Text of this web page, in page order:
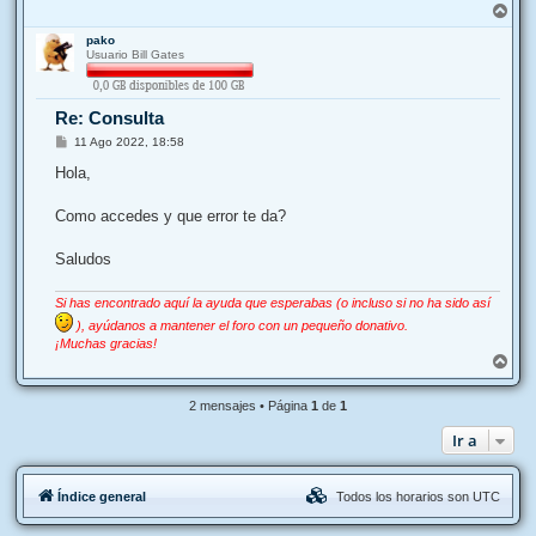
r
pako
Usuario Bill Gates
Re: Consulta
M
n
j
11 Ago 2022, 18:58
Hola,
Como accedes y que error te da?
Saludos
Si has encontrado aquí la ayuda que esperabas (o incluso si no ha sido así
), ayúdanos a mantener el foro con un pequeño donativo.
¡Muchas gracias!
r
r
b
2 mensajes • Página 1 de 1
Ir a
Índice general Todos los horarios son UTC